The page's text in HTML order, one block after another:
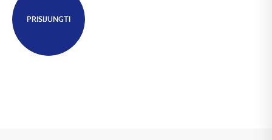
PRISIJUNGTI